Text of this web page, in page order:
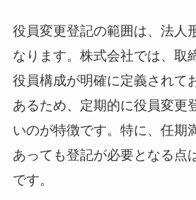
役員変更登記の範囲は、法人
なります。株式会社では、取
役員構成が明確に定義されて
あるため、定期的に役員変更
いのが特徴です。特に、任期
あっても登記が必要となる点
です。